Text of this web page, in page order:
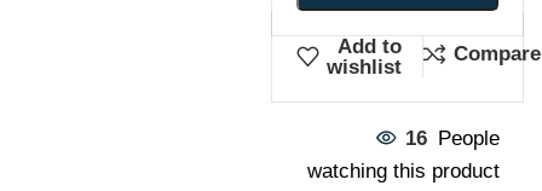
Add to
wishlist
Compare
16 People
watching this product